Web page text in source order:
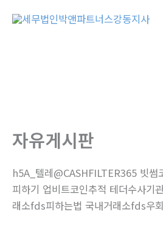
자유게시판
h5A_텔레@CASHFILTER365 빗썸
피하기 업비트코인추적 테더수사기
래소fds피하는법 국내거래소fds우